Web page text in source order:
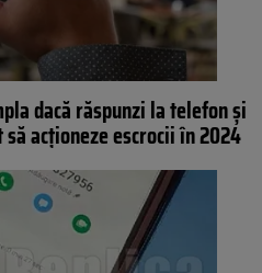
dacă răspunzi la telefon și
să acționeze escrocii în 2024